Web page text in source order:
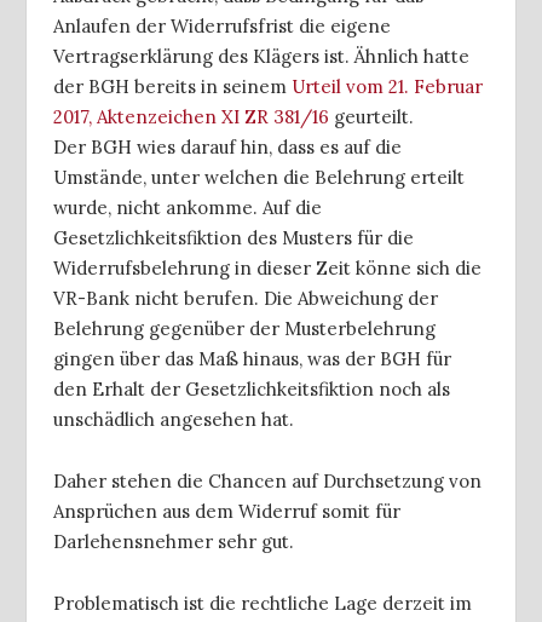
Anlaufen der Widerrufsfrist die eigene
Vertragserklärung des Klägers ist. Ähnlich hatte
der BGH bereits in seinem Urteil vom 21. Februar
2017, Aktenzeichen XI ZR 381/16 geurteilt.
Der BGH wies darauf hin, dass es auf die
Umstände, unter welchen die Belehrung erteilt
wurde, nicht ankomme. Auf die
Gesetzlichkeitsfiktion des Musters für die
Widerrufsbelehrung in dieser Zeit könne sich die
VR-Bank nicht berufen. Die Abweichung der
Belehrung gegenüber der Musterbelehrung
gingen über das Maß hinaus, was der BGH für
den Erhalt der Gesetzlichkeitsfiktion noch als
unschädlich angesehen hat.
Daher stehen die Chancen auf Durchsetzung von
Ansprüchen aus dem Widerruf somit für
Darlehensnehmer sehr gut.
Problematisch ist die rechtliche Lage derzeit im